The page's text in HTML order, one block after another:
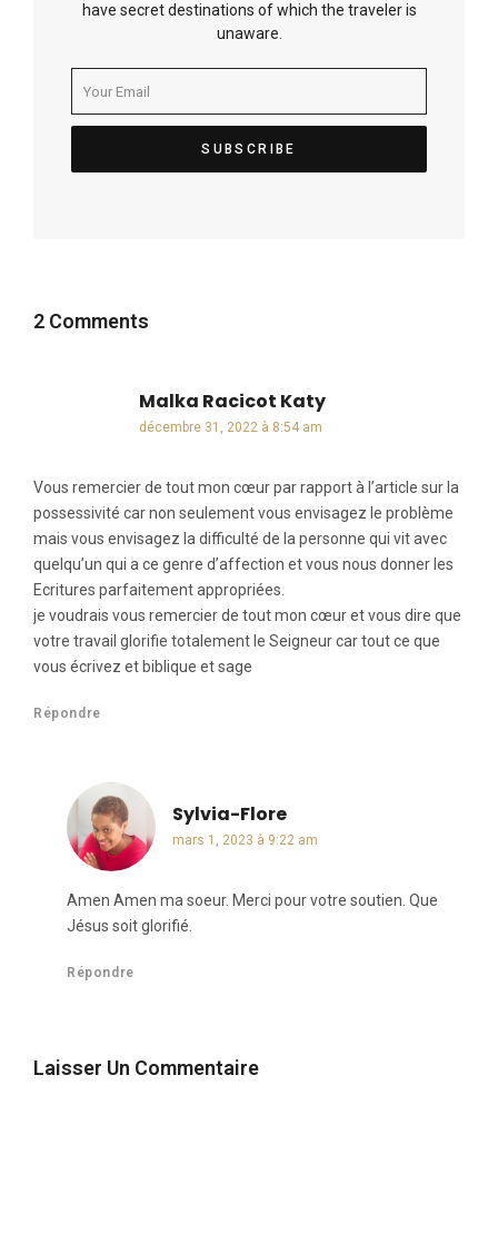
have secret destinations of which the traveler is
unaware.
2 Comments
Malka Racicot Katydit :
décembre 31, 2022 à 8:54 am
Vous remercier de tout mon cœur par rapport à l’article sur la
possessivité car non seulement vous envisagez le problème
mais vous envisagez la difficulté de la personne qui vit avec
quelqu’un qui a ce genre d’affection et vous nous donner les
Ecritures parfaitement appropriées.
je voudrais vous remercier de tout mon cœur et vous dire que
votre travail glorifie totalement le Seigneur car tout ce que
vous écrivez et biblique et sage
Répondre
Sylvia-Floredit :
mars 1, 2023 à 9:22 am
Amen Amen ma soeur. Merci pour votre soutien. Que
Jésus soit glorifié.
Répondre
Laisser Un Commentaire